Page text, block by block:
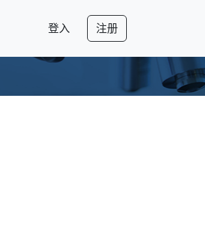
登入 注册